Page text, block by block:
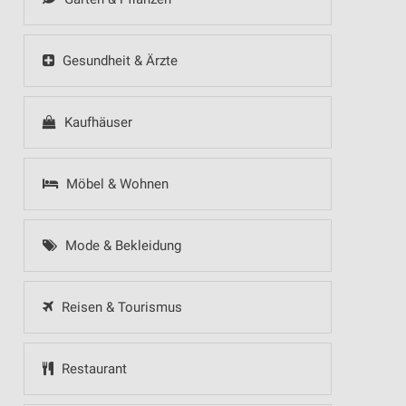
Gesundheit & Ärzte
Kaufhäuser
Möbel & Wohnen
Mode & Bekleidung
Reisen & Tourismus
Restaurant